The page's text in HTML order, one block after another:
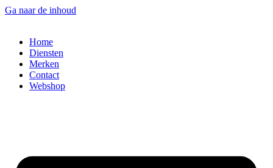
Ga naar de inhoud
Home
Diensten
Merken
Contact
Webshop